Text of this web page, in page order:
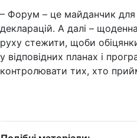
– Форум – це майданчик для
декларацій. А далі –
руху стежити, щоби
у відповідних планах і
контролювати тих, хто